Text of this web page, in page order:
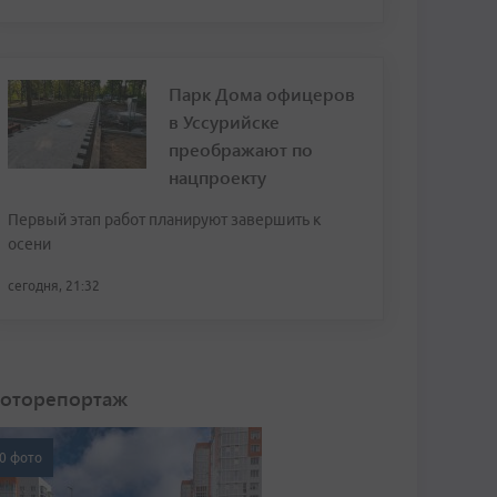
Парк Дома офицеров
в Уссурийске
преображают по
нацпроекту
Первый этап работ планируют завершить к
осени
сегодня, 21:32
фото